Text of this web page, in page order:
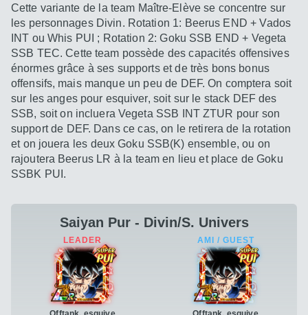
Cette variante de la team Maître-Elève se concentre sur
les personnages Divin. Rotation 1: Beerus END + Vados
INT ou Whis PUI ; Rotation 2: Goku SSB END + Vegeta
SSB TEC. Cette team possède des capacités offensives
énormes grâce à ses supports et de très bons bonus
offensifs, mais manque un peu de DEF. On comptera soit
sur les anges pour esquiver, soit sur le stack DEF des
SSB, soit on incluera Vegeta SSB INT ZTUR pour son
support de DEF. Dans ce cas, on le retirera de la rotation
et on jouera les deux Goku SSB(K) ensemble, ou on
rajoutera Beerus LR à la team en lieu et place de Goku
SSBK PUI.
Saiyan Pur - Divin/S. Univers